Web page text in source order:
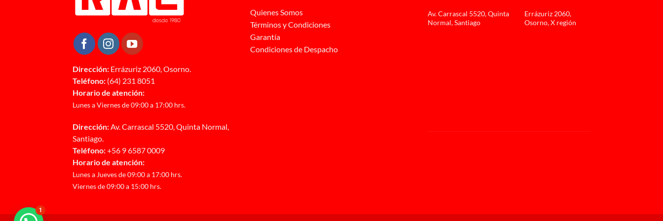
Dirección: Errázuriz 2060, Osorno.
Teléfono: (64) 231 8051
Horario de atención:
Lunes a Viernes de 09:00 a 17:00 hrs.
Dirección:Av. Carrascal 5520, Quinta Normal,
Santiago.
Teléfono:+56 9 6587 0009
Horario de atención:
Lunes a Jueves de 09:00 a 17:00 hrs.
Viernes de 09:00 a 15:00 hrs.
Quienes Somos
Términos y Condiciones
Garantía
Condiciones de Despacho
Av. Carrascal 5520, Quinta
Normal, Santiago
Errázuriz 2060,
Osorno, X región
1